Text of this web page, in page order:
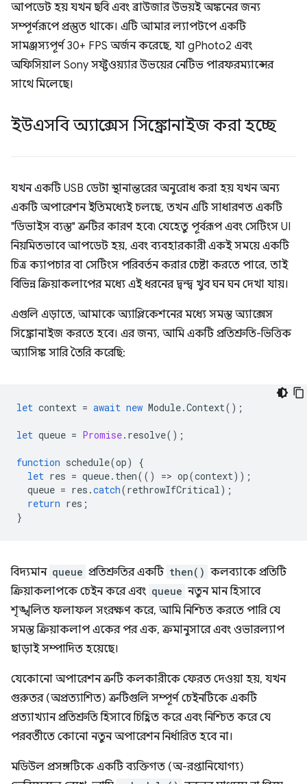
আপডেট হয় যখন ছবি এবং ব্রাউজার উভয়ই অঙ্কনের জন্য
সম্পূর্ণরূপে প্রস্তুত থাকে। এটি আমার ল্যাপটপে একটি
সামঞ্জস্যপূর্ণ 30+ FPS অর্জন করেছে, যা gPhoto2 এবং
অফিসিয়াল Sony সফ্টওয়্যার উভয়ের নেটিভ পারফরম্যান্সের
সাথে মিলেছে।
ইউএসবি অ্যাক্সেস সিঙ্ক্রোনাইজ করা হচ্ছে
যখন একটি USB ডেটা স্থানান্তরের অনুরোধ করা হয় যখন অন্য
একটি অপারেশন ইতিমধ্যেই চলছে, তখন এটি সাধারণত একটি
"ডিভাইস ব্যস্ত" ত্রুটির কারণ হবে৷ যেহেতু পূর্বরূপ এবং সেটিংস UI
নিয়মিতভাবে আপডেট হয়, এবং ব্যবহারকারী একই সময়ে একটি
চিত্র ক্যাপচার বা সেটিংস পরিবর্তন করার চেষ্টা করতে পারে, তাই
বিভিন্ন ক্রিয়াকলাপের মধ্যে এই ধরনের দ্বন্দ্ব খুব ঘন ঘন দেখা যায়।
এগুলি এড়াতে, আমাকে অ্যাপ্লিকেশনের মধ্যে সমস্ত অ্যাক্সেস
সিঙ্ক্রোনাইজ করতে হবে। এর জন্য, আমি একটি প্রতিশ্রুতি-ভিত্তিক
অ্যাসিঙ্ক সারি তৈরি করেছি:
let context = await new Module.Context();
let queue = Promise. resolve();
function schedule(op)
{
let res = queue. then(() => op(context));
queue = res .catch(rethrowIfCritical);
return res ;
}
বিদ্যমান queue প্রতিশ্রুতির একটি then() কলব্যাকে প্রতিটি
ক্রিয়াকলাপকে চেইন করে এবং queue নতুন মান হিসাবে
শৃঙ্খলিত ফলাফল সংরক্ষণ করে, আমি নিশ্চিত করতে পারি যে
সমস্ত ক্রিয়াকলাপ একের পর এক, ক্রমানুসারে এবং ওভারল্যাপ
ছাড়াই সম্পাদিত হয়েছে।
যেকোনো অপারেশন ত্রুটি কলকারীকে ফেরত দেওয়া হয়, যখন
গুরুতর (অপ্রত্যাশিত) ত্রুটিগুলি সম্পূর্ণ চেইনটিকে একটি
প্রত্যাখ্যান প্রতিশ্রুতি হিসাবে চিহ্নিত করে এবং নিশ্চিত করে যে
পরবর্তীতে কোনো নতুন অপারেশন নির্ধারিত হবে না।
মডিউল প্রসঙ্গটিকে একটি ব্যক্তিগত (অ-রপ্তানিযোগ্য)